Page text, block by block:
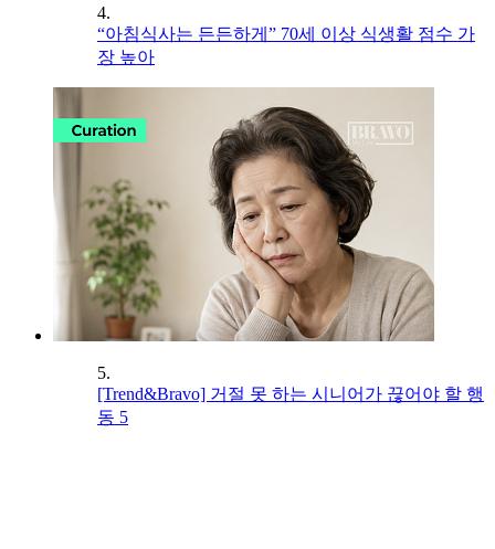
4.
“아침식사는 든든하게” 70세 이상 식생활 점수 가
장 높아
5.
[Trend&Bravo] 거절 못 하는 시니어가 끊어야 할 행
동 5